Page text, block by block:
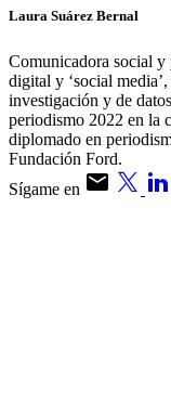
Laura Suárez Bernal
Comunicadora social y
digital y ‘social
investigación y de
periodismo 2022 en la
diplomado en
Fundación Ford.
Sígame en